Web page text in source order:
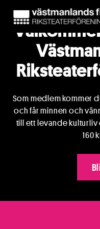
Som medlem kommer
och får minnen och
till ett levande
160